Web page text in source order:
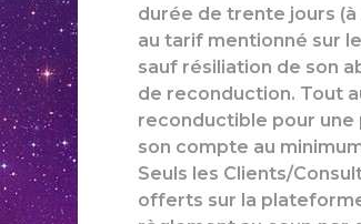
durée de trente jours (à
au tarif mentionné sur
sauf résiliation de son
de reconduction. Tout
reconductible pour une
son compte au
Seuls les Clients/
offerts sur la